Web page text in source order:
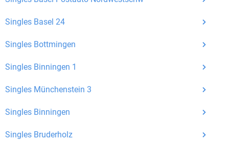
Matching-Spiel
: Matchen Sie täglich bis zu 100
spielend neue Leute kennenlernen.
vielen anderen Singlebörsen bietet Bildkontakte
Singles Basel 24
Singles Bottmingen
Singles Binningen 1
Singles Münchenstein 3
Singles Binningen
Singles Bruderholz